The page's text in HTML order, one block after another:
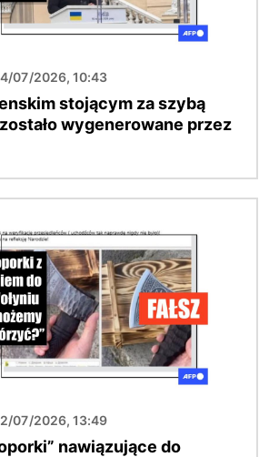
07/2026, 10:43
stojącym za szybą
wygenerowane przez
07/2026, 13:49
nawiązujące do